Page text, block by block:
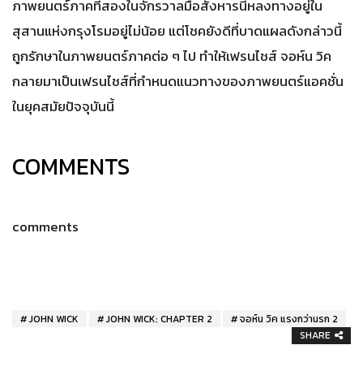
ภาพยนตร์ภาคที่สองในจักรวาลมือสังหารนี้หลงทางอยู่ใน
สุสานแห่งกรุงโรมอยู่ไม่น้อย แต่โชคยังดีที่บาดแผลดังกล่าวนี้
ถูกรักษาในภาพยนตร์ภาคต่อ ๆ ไป ทำให้เฟรนไชส์ จอห์น วิค
กลายมาเป็นเฟรนไชส์ที่กำหนดแนวทางของภาพยนตร์แอคชั่น
ในยุคสมัยปัจจุบันนี้
COMMENTS
comments
JOHN WICK JOHN WICK: CHAPTER 2
จอห์น วิค แรงกว่านรก 2
SHARE